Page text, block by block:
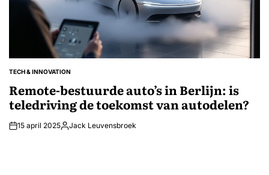
GEPLAATST
TECH & INNOVATION
Remote-bestuurde auto’s in Berlijn: is
teledriving de toekomst van autodelen?
15 april 2025Geplaatst
Jack Leuvensbroek